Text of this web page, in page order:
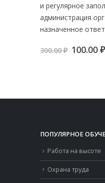
и регулярное
администрация
назначенное
300.00₽ 100.00₽
ПОПУЛЯРНОЕ
Работа на высоте
Охрана труда